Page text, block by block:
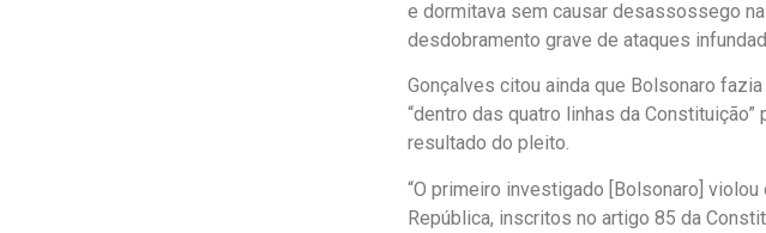
e dormitava sem causar desassossego
desdobramento grave de ataques
Gonçalves citou ainda que Bolsonaro
“dentro das quatro linhas da
resultado do pleito.
“O primeiro investigado [Bolsonaro]
República, inscritos no artigo 85 da